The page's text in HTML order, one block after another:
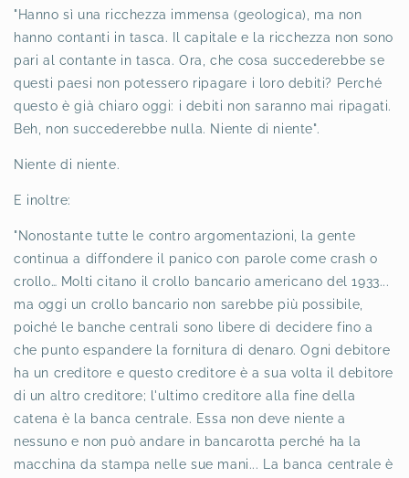
"Hanno sì una ricchezza immensa (geologica), ma non
hanno contanti in tasca. Il capitale e la ricchezza non sono
pari al contante in tasca. Ora, che cosa succederebbe se
questi paesi non potessero ripagare i loro debiti? Perché
questo è già chiaro oggi: i debiti non saranno mai ripagati.
Beh, non succederebbe nulla. Niente di niente".
Niente di niente.
E inoltre:
"Nonostante tutte le contro argomentazioni, la gente
continua a diffondere il panico con parole come crash o
crollo… Molti citano il crollo bancario americano del 1933...
ma oggi un crollo bancario non sarebbe più possibile,
poiché le banche centrali sono libere di decidere fino a
che punto espandere la fornitura di denaro. Ogni debitore
ha un creditore e questo creditore è a sua volta il debitore
di un altro creditore; l'ultimo creditore alla fine della
catena è la banca centrale. Essa non deve niente a
nessuno e non può andare in bancarotta perché ha la
macchina da stampa nelle sue mani... La banca centrale è